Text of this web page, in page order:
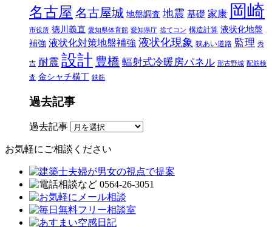
名古屋 名古屋城 地盤調査 地震 基礎 家康 岡崎
市役所 徳川義直 愛知県体育館 愛知県庁 捨てコン 構造計算 液状化地盤
補強 液状化対策地盤補強 液状化現象 狭あい道路 監理 秀
吉 耐震 設計 豊橋 輻射式冷暖房パネル 那古野城 配筋検
査 金シャチ横丁 鉄筋
過去記事
過去記事
お気軽にご相談ください